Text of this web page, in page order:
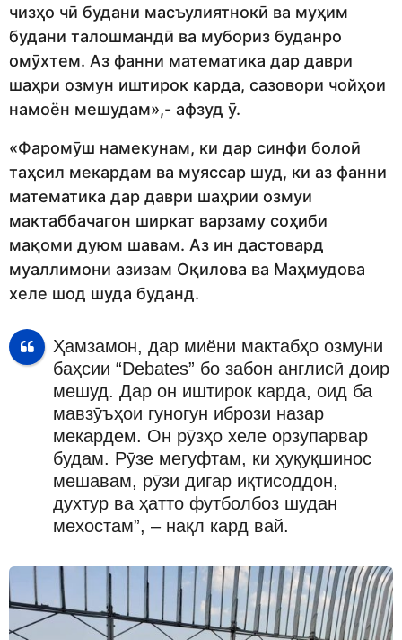
чизҳо чӣ будани масъулиятнокӣ ва муҳим
будани талошмандӣ ва мубориз буданро
омӯхтем. Аз фанни математика дар даври
шаҳри озмун иштирок карда, сазовори чойҳои
намоён мешудам»,- афзуд ӯ.
«Фаромӯш намекунам, ки дар синфи болоӣ
таҳсил мекардам ва муяссар шуд, ки аз фанни
математика дар даври шаҳрии озмуи
мактаббачагон ширкат варзаму соҳиби
мақоми дуюм шавам. Аз ин дастовард
муаллимони азизам Оқилова ва Маҳмудова
хеле шод шуда буданд.
Ҳамзамон, дар миёни мактабҳо озмуни
баҳсии “Debates” бо забон англисӣ доир
мешуд. Дар он иштирок карда, оид ба
мавзӯъҳои гуногун ибрози назар
мекардем. Он рӯзҳо хеле орзупарвар
будам. Рӯзе мегуфтам, ки ҳуқуқшинос
мешавам, рӯзи дигар иқтисоддон,
духтур ва ҳатто футболбоз шудан
мехостам”, – нақл кард вай.